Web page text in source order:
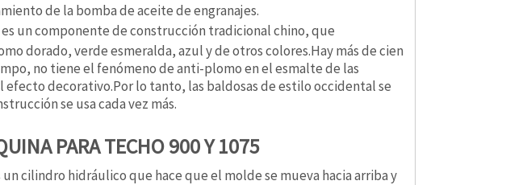
de la bomba de aceite de engranajes.
es un componente de construcción tradicional chino, que
dorado, verde esmeralda, azul y de otros colores.Hay más de cien
no tiene el fenómeno de anti-plomo en el esmalte de las
efecto decorativo.Por lo tanto, las baldosas de estilo occidental se
se usa cada vez más.
PARA TECHO 900 Y 1075
cilindro hidráulico que hace que el molde se mueva hacia arriba y